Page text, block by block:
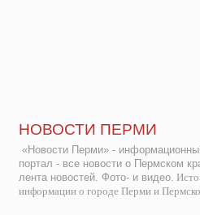
НОВОСТИ ПЕРМИ
«Новости Перми» -
портал - все новости о Пермском
лента новостей. Фото- и видео.
информации о городе Перми и